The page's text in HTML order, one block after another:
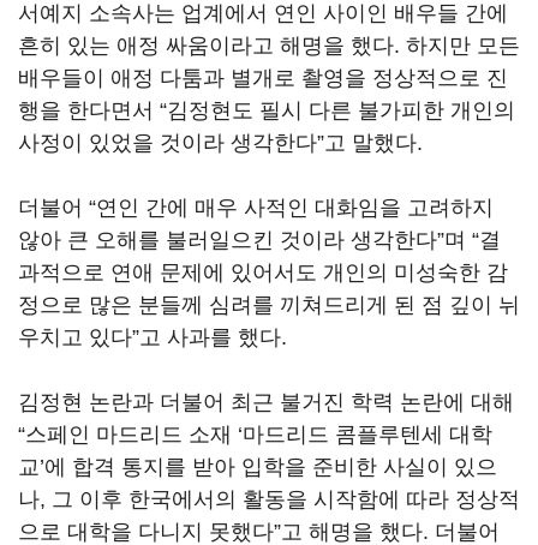
서예지 소속사는 업계에서 연인 사이인 배우들 간에
흔히 있는 애정 싸움이라고 해명을 했다. 하지만 모든
배우들이 애정 다툼과 별개로 촬영을 정상적으로 진
행을 한다면서 “김정현도 필시 다른 불가피한 개인의
사정이 있었을 것이라 생각한다”고 말했다.
더불어 “연인 간에 매우 사적인 대화임을 고려하지
않아 큰 오해를 불러일으킨 것이라 생각한다”며 “결
과적으로 연애 문제에 있어서도 개인의 미성숙한 감
정으로 많은 분들께 심려를 끼쳐드리게 된 점 깊이 뉘
우치고 있다”고 사과를 했다.
김정현 논란과 더불어 최근 불거진 학력 논란에 대해
“스페인 마드리드 소재 ‘마드리드 콤플루텐세 대학
교’에 합격 통지를 받아 입학을 준비한 사실이 있으
나, 그 이후 한국에서의 활동을 시작함에 따라 정상적
으로 대학을 다니지 못했다”고 해명을 했다. 더불어